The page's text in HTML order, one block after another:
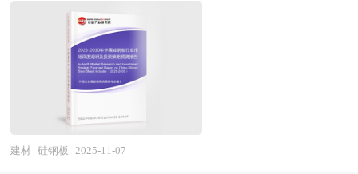
和信息资源，为客户提供深度的水泥行业研究报
告，以专业的研究方法帮助客户深入的了解水泥行
业，发现投资价值和投资机会，规避经营风险，提
高管理和运营能力。水泥行业报告是从事水泥行业
投资之前，对水泥行业相关各种因素进行具体调
查、研究、分析，评估项目可行性、效果效益程
度，提出建设性意见建议对策等，为水泥行业投资
性，消费端对全生命周期成本优势认知不足，高端
产品附加值尚未充分显现。 展望未来，技术革
命、制度完善与生态重构将驱动环保建材产业向高
质量发展跃迁。技术演进呈现"智能化、功能化、
系统化"特征：传感器与物联网技术推动建材从静
态材料向可感知、可调节的智能系统升级，光伏建
行业经济运行数据，行业供需现状，行业竞争格
局，重点企业经营分析，行业产业链分析，市场集
中度等现实指标，分析预测行业的发展前景和投资
价值。通过最深入的数据挖掘，对行业进行严谨分
析，从多个角度去评估企业市场地位，准确挖掘企
业的成长性，已经为众多企业带来了最专业的研究
和最有价值的咨询服务过程。 本研究咨询报告由
机制造。 硅钢板研究报告对硅钢板行业研究的内
容和方法进行全面的阐述和论证，对研究过程中所
获取的硅钢板资料进行全面系统的整理和分析，通
过图表、统计结果及文献资料，或以纵向的发展过
程，或横向类别分析提出论点、分析论据，进行论
证。硅钢板报告绝对如实地反映客观情况，叙述、
建材 硅钢板 2025-11-07